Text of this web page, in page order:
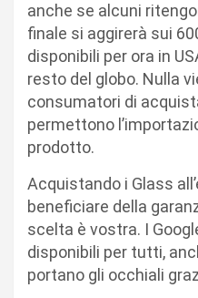
anche se alcuni
finale si aggirerà sui
disponibili per ora in
resto del globo. Nulla
consumatori di
permettono
prodotto.
Acquistando i Glass
beneficiare della
scelta è vostra. I
disponibili per tutti,
portano gli occhiali